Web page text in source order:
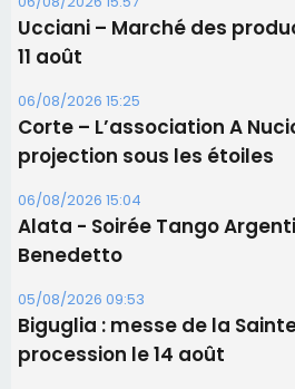
Les brèves
06/08/2026 15:57
Ucciani – Marché des
11 août
06/08/2026 15:25